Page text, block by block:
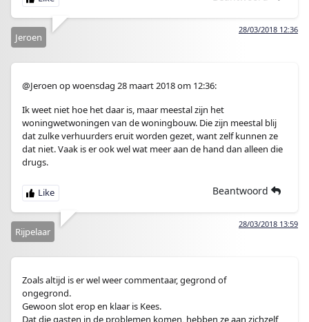
28/03/2018 12:36
Jeroen
@Jeroen op woensdag 28 maart 2018 om 12:36:
Ik weet niet hoe het daar is, maar meestal zijn het
woningwetwoningen van de woningbouw. Die zijn meestal blij
dat zulke verhuurders eruit worden gezet, want zelf kunnen ze
dat niet. Vaak is er ook wel wat meer aan de hand dan alleen die
drugs.
Beantwoord
28/03/2018 13:59
Rijpelaar
Zoals altijd is er wel weer commentaar, gegrond of
ongegrond.
Gewoon slot erop en klaar is Kees.
Dat die gasten in de problemen komen, hebben ze aan zichzelf